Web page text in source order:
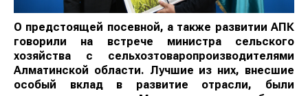
О предстоящей посевной, а также развитии АПК
говорили на встрече министра сельского
хозяйства с сельхозтоваропроизводителями
Алматинской области. Лучшие из них, внесшие
особый вклад в развитие отрасли, были